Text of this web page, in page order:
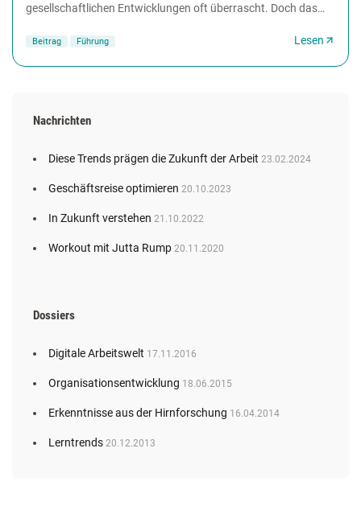
gesellschaftlichen Entwicklungen oft überrascht. Doch das
Beitrag Führung Lesen
Nachrichten
Diese Trends prägen die Zukunft der Arbeit 23.02.2024
Geschäftsreise optimieren 20.10.2023
In Zukunft verstehen 21.10.2022
Workout mit Jutta Rump 20.11.2020
Dossiers
Digitale Arbeitswelt 17.11.2016
Organisationsentwicklung 18.06.2015
Erkenntnisse aus der Hirnforschung 16.04.2014
Lerntrends 20.12.2013